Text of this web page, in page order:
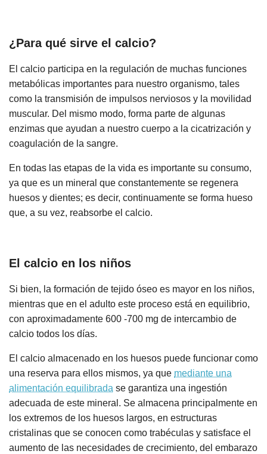
¿Para qué sirve el calcio?
El calcio participa en la regulación de muchas funciones
metabólicas importantes para nuestro organismo, tales
como la transmisión de impulsos nerviosos y la movilidad
muscular. Del mismo modo, forma parte de algunas
enzimas que ayudan a nuestro cuerpo a la cicatrización y
coagulación de la sangre.
En todas las etapas de la vida es importante su consumo,
ya que es un mineral que constantemente se regenera
huesos y dientes; es decir, continuamente se forma hueso
que, a su vez, reabsorbe el calcio.
El calcio en los niños
Si bien, la formación de tejido óseo es mayor en los niños,
mientras que en el adulto este proceso está en equilibrio,
con aproximadamente 600 -700 mg de intercambio de
calcio todos los días.
El calcio almacenado en los huesos puede funcionar como
una reserva para ellos mismos, ya que mediante una
alimentación equilibrada se garantiza una ingestión
adecuada de este mineral. Se almacena principalmente en
los extremos de los huesos largos, en estructuras
cristalinas que se conocen como trabéculas y satisface el
aumento de las necesidades de crecimiento, del embarazo